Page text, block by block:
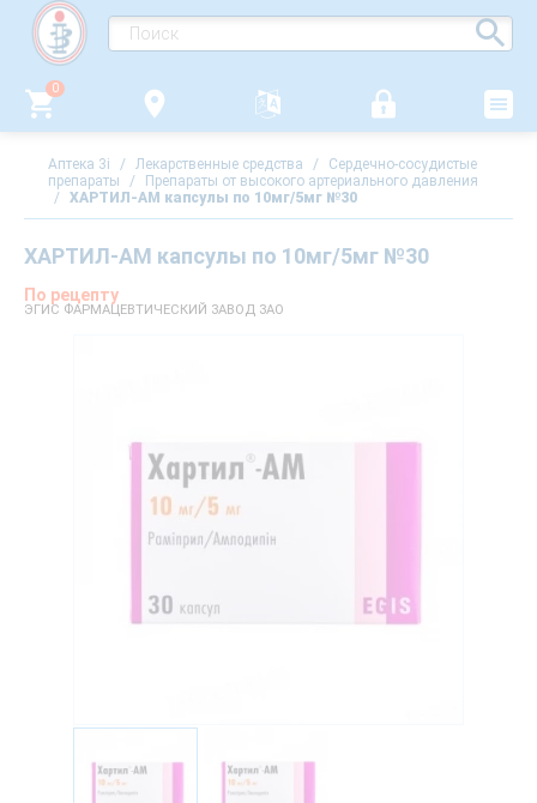
0
Аптека 3i / Лекарственные средства /
Сердечно-сосудистые
препараты
/
Препараты от высокого артериального давления
/ ХАРТИЛ-АМ капсулы по 10мг/5мг №30
ХАРТИЛ-АМ капсулы по 10мг/5мг №30
По рецепту
ЭГИС ФАРМАЦЕВТИЧЕСКИЙ ЗАВОД ЗАО